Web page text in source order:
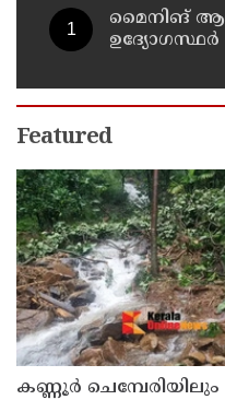
മൈനിങ്
Featured
കണ്ണൂർ